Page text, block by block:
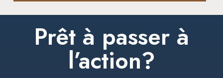
Prêt à passer à
l’action?